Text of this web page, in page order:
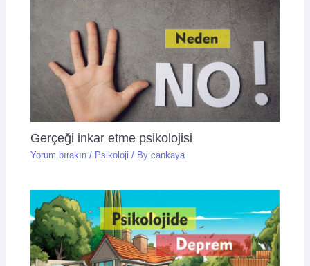
Gerçeği inkar etme psikolojisi
Yorum bırakın / Psikoloji / Bycankaya